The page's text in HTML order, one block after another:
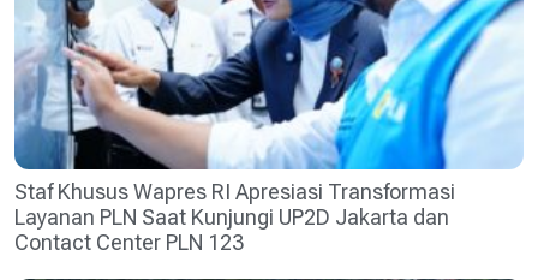
Staf Khusus Wapres RI Apresiasi Transformasi
Layanan PLN Saat Kunjungi UP2D Jakarta dan
Contact Center PLN 123